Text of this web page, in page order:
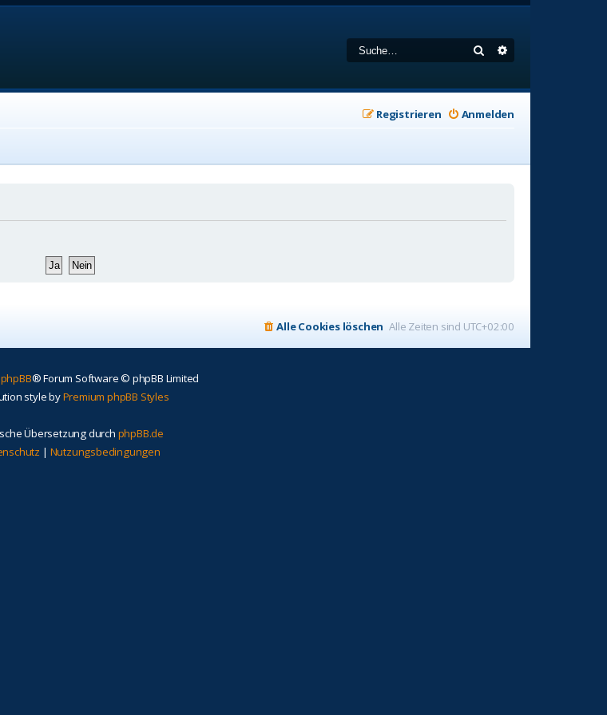
Suche
Anmelden
Registrieren
Alle Zeiten sind UTC+02:00
Alle Cookies löschen
phpBB® Forum Software © phpBB Limited
style byPremium phpBB Styles
Übersetzung durch phpBB.de
| Nutzungsbedingungen